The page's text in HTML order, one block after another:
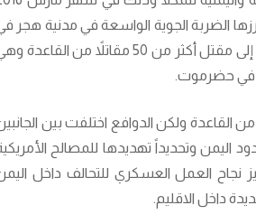
الضربة الجوية الواسعة في مدنية هجر
حضرموت[2] التي استهدفت معسكر تدريبي للقاعدة حيث قادت الضربة إلى مقتل أكثر من 50 مقاتلاً من
في حضرموت.
القاعدة ولكن الدوافع اختلفت بين
وتحديداً تهديدها للمصالح
نجاح العمل العسكري للتحالف داخل
داخل الاقليم.